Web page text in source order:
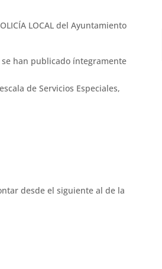
LOCAL del Ayuntamiento
han publicado íntegramente
de Servicios Especiales,
desde el siguiente al de la